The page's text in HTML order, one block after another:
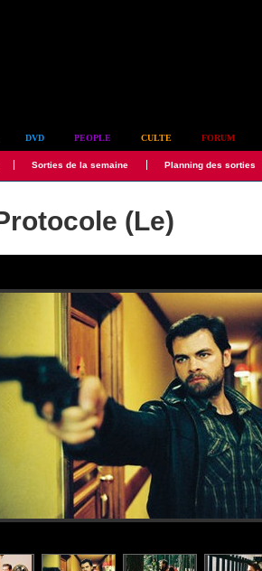
DVD PEOPLE CULTE FORUM
Sorties de la semaine Planning des sorties
(Le)